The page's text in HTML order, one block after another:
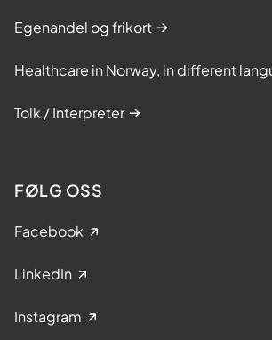
Egenandel og frikort
Healthcare in Norway, in different
Tolk / Interpreter
FØLG OSS
Facebook
LinkedIn
Instagram